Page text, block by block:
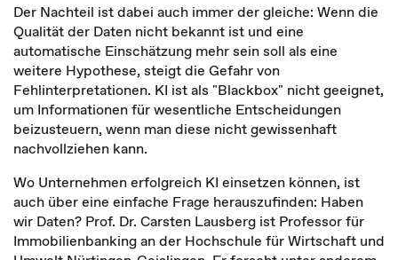
Der Nachteil ist dabei auch immer der gleiche: Wenn die
Qualität der Daten nicht bekannt ist und eine
automatische Einschätzung mehr sein soll als eine
weitere Hypothese, steigt die Gefahr von
Fehlinterpretationen. KI ist als "Blackbox" nicht geeignet,
um Informationen für wesentliche Entscheidungen
beizusteuern, wenn man diese nicht gewissenhaft
nachvollziehen kann.
Wo Unternehmen erfolgreich KI einsetzen können, ist
auch über eine einfache Frage herauszufinden: Haben
wir Daten? Prof. Dr. Carsten Lausberg ist Professor für
Immobilienbanking an der Hochschule für Wirtschaft und